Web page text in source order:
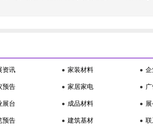
资讯
预告
展台
预告
家装材料
家居家电
成品材料
建筑基材